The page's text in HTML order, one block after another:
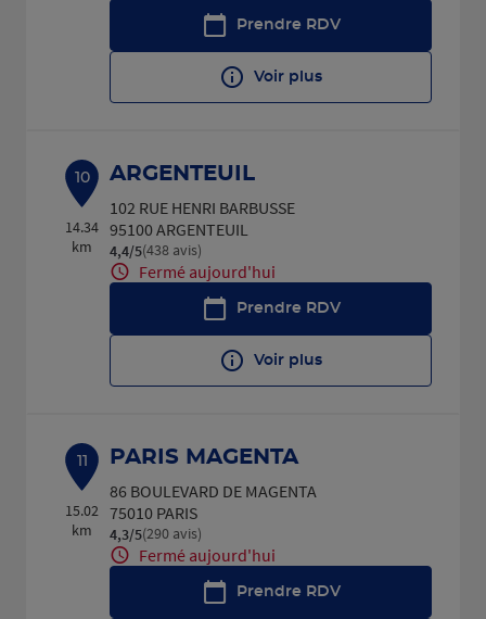
Prendre RDV
Voir plus
10
14.34
km
ARGENTEUIL
102 RUE HENRI BARBUSSE
95100 ARGENTEUIL
4,4/5Note de 4.4 sur 5
(438 avis)
Fermé aujourd'hui
Prendre RDV
Voir plus
11
15.02
km
PARIS MAGENTA
86 BOULEVARD DE MAGENTA
75010 PARIS
4,3/5Note de 4.3 sur 5
(290 avis)
Fermé aujourd'hui
Prendre RDV